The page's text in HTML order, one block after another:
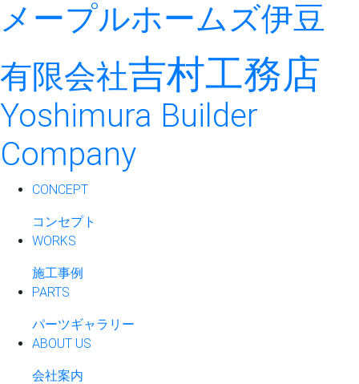
メープルホームズ伊豆
有限会社吉村工務店
Yoshimura Builder
Company
CONCEPT
コンセプト
WORKS
施工事例
PARTS
パーツギャラリー
ABOUT US
会社案内